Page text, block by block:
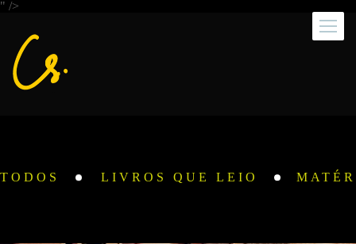
" />
TODOS LIVROS QUE LEIO